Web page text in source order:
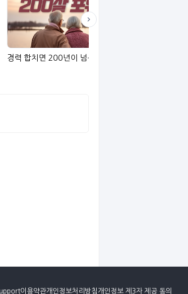
경력 합치면 200년이 넘는 포워더
이용약관개인정보처리방침 개인정보 제3자 제공 동의